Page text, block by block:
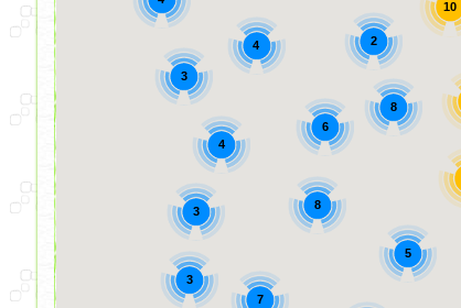
8
10
8
3
3
7
3
6
4
4 2
5